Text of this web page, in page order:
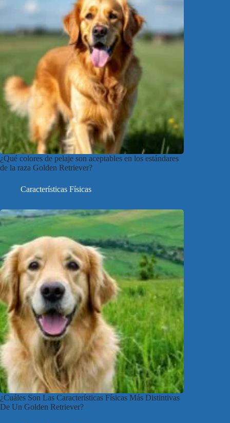
¿Qué colores de pelaje son aceptables en los estándares
de la raza Golden Retriever?
Características Físicas
¿Cuáles Son Las Características Físicas Más Distintivas
De Un Golden Retriever?